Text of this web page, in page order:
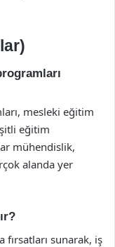
mesleki eğitim
eğitim
mühendislik,
alanda yer
sunarak, iş